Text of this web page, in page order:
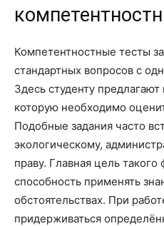
Компетентностные тесты
стандартных вопросов с
Здесь студенту
которую необходимо
Подобные задания часто
экологическому,
праву. Главная цель
способность применять
обстоятельствах. При
придерживаться